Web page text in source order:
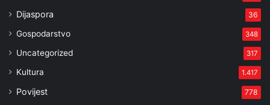
Dijaspora 36
Gospodarstvo 348
Uncategorized 317
Kultura 1.417
Povijest 778